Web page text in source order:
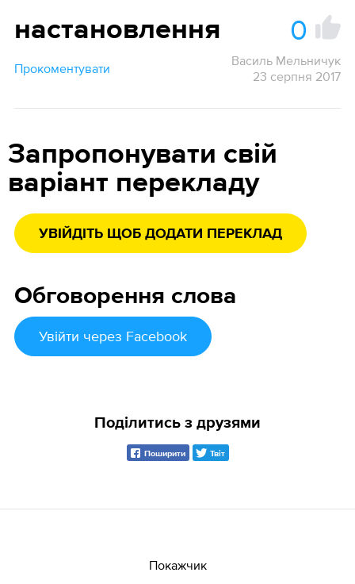
настановлення 0
Прокоментувати
Василь Мельничук
23 серпня 2017
Запропонувати свій
варіант перекладу
УВІЙДІТЬ ЩОБ ДОДАТИ ПЕРЕКЛАД
Обговорення слова
Увійти через Facebook
Поділитись з друзями
Поширити Твіт
Покажчик